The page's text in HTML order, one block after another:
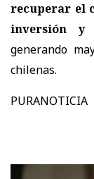
recuperar el
inversión y
generando
chilenas.
PURANOTICIA